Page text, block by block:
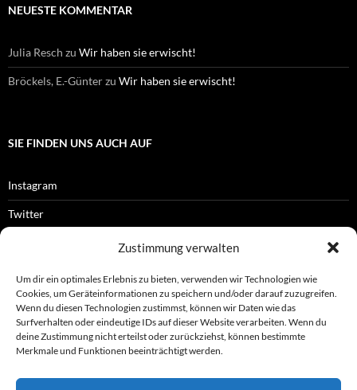
Zustimmung verwalten
Um dir ein optimales Erlebnis zu bieten, verwenden wir Technologien wie
Cookies, um Geräteinformationen zu speichern und/oder darauf zuzugreifen.
Wenn du diesen Technologien zustimmst, können wir Daten wie das
Surfverhalten oder eindeutige IDs auf dieser Website verarbeiten. Wenn du
deine Zustimmung nicht erteilst oder zurückziehst, können bestimmte
Merkmale und Funktionen beeinträchtigt werden.
NEUESTE KOMMENTAR
Julia Resch zu Wir haben sie erwischt!
Bröckels, E.-Günterzu Wir haben sie erwischt!
SIE FINDEN UNS AUCH AUF
Instagram
Twitter
OFFIZIELLES
Impressum